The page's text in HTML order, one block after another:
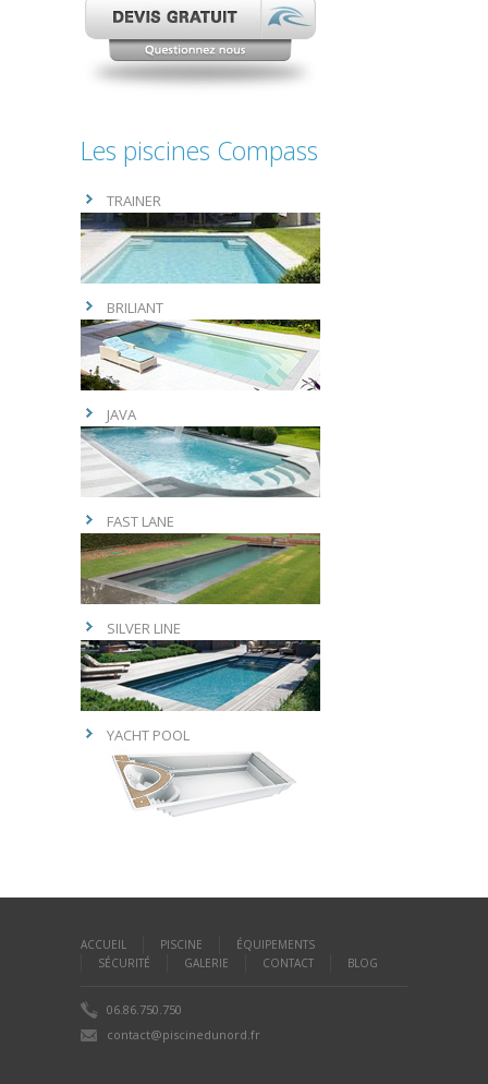
Les piscines Compass
TRAINER
BRILIANT
JAVA
FAST LANE
SILVER LINE
YACHT POOL
ACCUEIL PISCINE
ÉQUIPEMENTS
SÉCURITÉ
GALERIE CONTACT BLOG
06.86.750.750
contact@piscinedunord.fr